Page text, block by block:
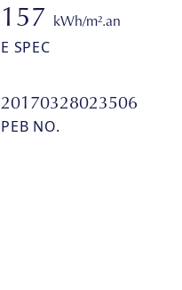
157 kWh/m².an
E SPEC
20170328023506
PEB NO.